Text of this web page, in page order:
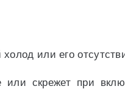
или его
или скрежет при